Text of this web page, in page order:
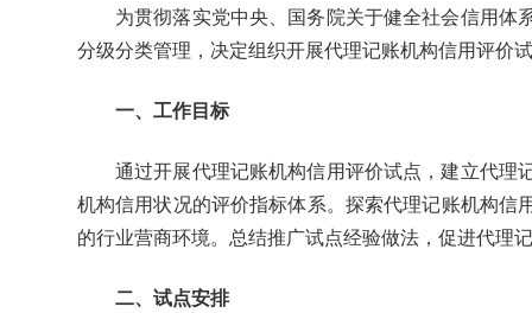
为贯彻落实党中央、国务院关于健全社会信用体
分级分类管理，决定组织开展代理记账机构信用评价
一、工作目标
通过开展代理记账机构信用评价试点，建立代理
机构信用状况的评价指标体系。探索代理记账机构信
的行业营商环境。总结推广试点经验做法，促进代理
二、试点安排